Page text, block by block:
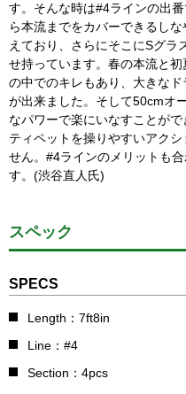
す。そんな時は#4ラインの出
ら本流までをカバーできるし
えており、さらにそこにSグラ
せ持っています。春の本流と
の中でのキレもあり、大きな
が出来ました。そして50cmオ
なパワーで楽にいなすことが
ティペットを操りやすいアク
せん。#4ラインのメリットも
す。(渋谷直人氏)
スペック
SPECS
Length：7ft8in
Line：#4
Section：4pcs